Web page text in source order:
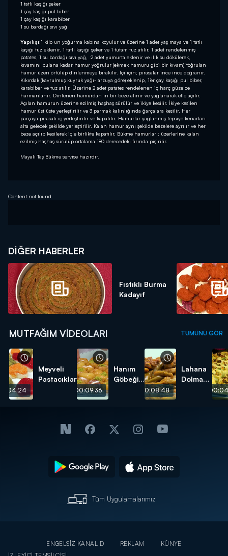
1 tatlı kaşığı şeker
1 çay kaşığı pul biber
1 çay kaşığı karabiber
1 su bardağı sıvı yağ
Yapılışı:1 kilo un yoğurma kabına koyulur ve üzerine 1 adet yaş maya ve 1 tatlı
kaşığı tuz eklenir. 1 tatlı kaşığı şeker ve 1 tutam tuz atılır. 1 adet rendelenmiş
patates, 1 su bardağı sıvı yağ, 2 adet yumurta eklenir ve ılık su dökülerek,
kıvamını bulana kadar hamur yoğrulur (ekmek hamuru gibi bir kıvam) Yoğrulan
hamur üzeri örtülüp dinlenmeye bırakılır. İçi için; pırasalar ince ince doğranır.
Kıkırdak (kavrulmuş kuyruk yağı- arzuya göre) eklenip, 1’er çay kaşığı pul biber,
karabiber ve tuz atılır. Üzerine 2 adet patates rendelenen iç harç güzelce
harmanlanır. Dinlenen hamurdan iri bir beze alınır ve yağlanarak elle açılır.
Açılan hamurun üzerine ezilmiş haşhaş sürülür ve ikiye kesilir. İkiye kesilen
hamur üst üste yerleştirilir ve 3 parmak kalınlığında ğarçalara kesilir. Her
parçaya pırasalı iç yerleştirilir ve kapatılır. Hamurlar yağlanmış tepsiye kenarları
alta gelecek şekilde yerleştirilir. Kalan hamur aynı şekilde bezelere ayrılır ve her
beze açılıp kesilerek içle birlikte kapatılır. Bükme hamurları; üzerlerine kalan
ezilmiş haşhaş sürülüp ortalama 180 derecedeki fırında pişirilir.
Mayalı Taş Bükme servise hazırdır.
Content not found
DIĞER HABERLER
Fıstıklı Burma
Kadayıf
MUTFAĞIM VIDEOLARI TÜMÜNÜ GÖR
Meyveli
Pastacıklar
00:09:36
Hanım
Göbeği
00:08:48
Lahana
Dolması
Tüm Uygulamalarımız
ENGELSİZ KANAL D REKLAM
KÜNYE